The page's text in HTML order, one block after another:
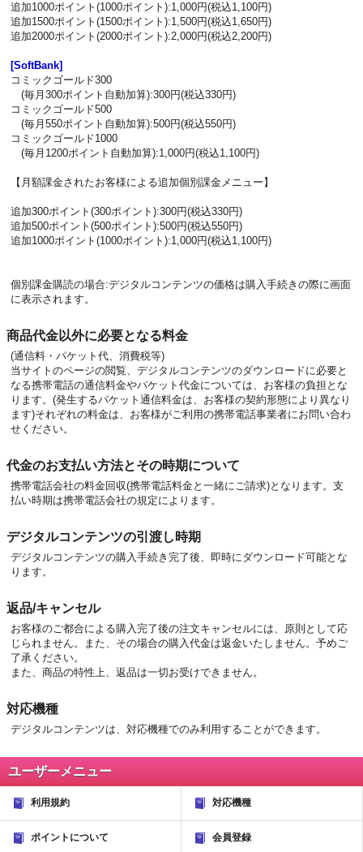
追加1000ポイント(1000ポイント):1,000円(税込1,100円)
追加1500ポイント(1500ポイント):1,500円(税込1,650円)
追加2000ポイント(2000ポイント):2,000円(税込2,200円)
[SoftBank]
コミックゴールド300
(毎月300ポイント自動加算):300円(税込330円)
コミックゴールド500
(毎月550ポイント自動加算):500円(税込550円)
コミックゴールド1000
(毎月1200ポイント自動加算):1,000円(税込1,100円)
【月額課金されたお客様による追加個別課金メニュー】
追加300ポイント(300ポイント):300円(税込330円)
追加500ポイント(500ポイント):500円(税込550円)
追加1000ポイント(1000ポイント):1,000円(税込1,100円)
個別課金購読の場合:デジタルコンテンツの価格は購入手続きの際に画面
に表示されます。
商品代金以外に必要となる料金
(通信料・パケット代、消費税等)
当サイトのページの閲覧、デジタルコンテンツのダウンロードに必要と
なる携帯電話の通信料金やパケット代金については、お客様の負担とな
ります。(発生するパケット通信料金は、お客様の契約形態により異なり
ます)それぞれの料金は、お客様がご利用の携帯電話事業者にお問い合わ
せください。
代金のお支払い方法とその時期について
携帯電話会社の料金回収(携帯電話料金と一緒にご請求)となります。支
払い時期は携帯電話会社の規定によります。
デジタルコンテンツの引渡し時期
デジタルコンテンツの購入手続き完了後、即時にダウンロード可能とな
ります。
返品/キャンセル
お客様のご都合による購入完了後の注文キャンセルには、原則として応
じられません。また、その場合の購入代金は返金いたしません。予めご
了承ください。
また、商品の特性上、返品は一切お受けできません。
対応機種
デジタルコンテンツは、対応機種でのみ利用することができます。
ユーザーメニュー
利用規約 対応機種
ポイントについて 会員登録